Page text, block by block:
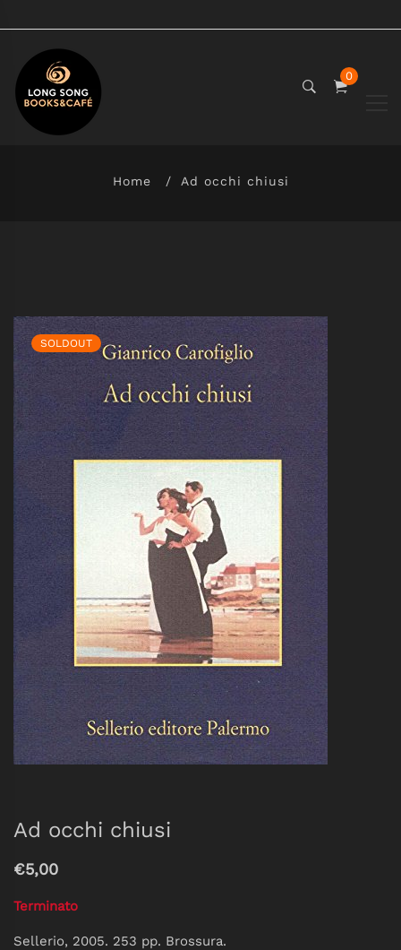
0
Home Ad occhi chiusi
SOLDOUT
Ad occhi chiusi
€5,00
Terminato
Sellerio, 2005. 253 pp. Brossura.